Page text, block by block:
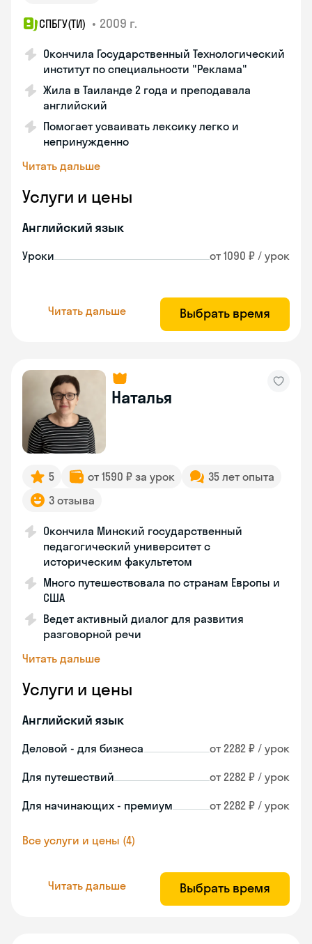
СПБГУ(ТИ) • 2009 г.
Окончила Государственный Технологический
институт по специальности "Реклама"
Жила в Таиланде 2 года и преподавала
английский
Помогает усваивать лексику легко и
непринужденно
Читать дальше
Услуги и цены
Английский язык
Уроки от 1090 ₽ / урок
Читать дальше Выбрать время
Наталья
5 от 1590 ₽ за урок
35 лет опыта
3 отзыва
Окончила Минский государственный
педагогический университет с
историческим факультетом
Много путешествовала по странам Европы и
США
Ведет активный диалог для развития
разговорной речи
Читать дальше
Услуги и цены
Английский язык
Деловой - для бизнеса от 2282 ₽ / урок
Для путешествий от 2282 ₽ / урок
Для начинающих - премиум от 2282 ₽ / урок
Все услуги и цены (4)
Читать дальше Выбрать время